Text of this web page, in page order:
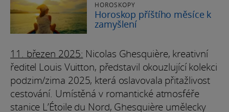
HOROSKOPY
Horoskop příštího měsíce k
zamyšlení
11. březen 2025: Nicolas Ghesquière, kreativní
ředitel Louis Vuitton, představil okouzlující kolekci
podzim/zima 2025, která oslavovala přitažlivost
cestování. Umístěná v romantické atmosféře
stanice L’Étoile du Nord, Ghesquière umělecky